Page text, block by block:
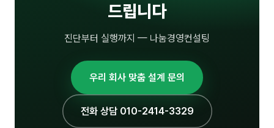
드립니다
진단부터 실행까지 — 나눔경영컨설팅
우리 회사 맞춤 설계 문의
전화 상담 010-2414-3329